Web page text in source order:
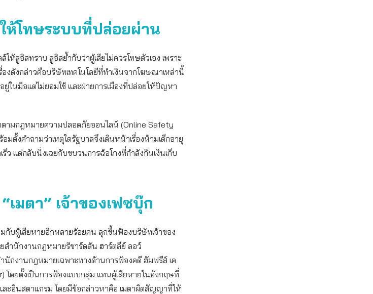
ห้โทษระบบที่ปล่อยผ่าน
ส์ให้ลูอิสทราบ ลูอิสย้ำกับว่าผู้เสียไม่ควรโทษตัวเอง เพราะ
งดังกล่าวคือบริษัทเทคโนโลยีที่ทำเงินจากโฆษณาเหล่านี้
ในมือแต่ไม่ยอมใช้ และฝ่ายการเมืองที่ปล่อยให้ปัญหา
ามกฎหมายความปลอดภัยออนไลน์ (Online Safety
มตั้งคำถามว่าเหตุใดรัฐบาลจึงเดินหน้าเรื่องห้ามเด็กอายุ
เร็ว แต่กลับนิ่งเฉยกับขบวนการฉ้อโกงที่กำลังกินเงินเก็บ
เมตา” เจ้าของเฟซบุ๊ก
กับผู้เสียหายอีกหลายร้อยคน ลุกขึ้นฟ้องบริษัทเจ้าของ
สำนักงานกฎหมายริชาร์ดสัน ฮาร์ตลีย์ ลอว์
กงานกฎหมายเฉพาะทางด้านการฟ้องคดี ฮัมฟรีส์ เค
โดยตั้งเป็นการฟ้องแบบกลุ่ม แทนผู้เสียหายในอังกฤษที่
อินสตาแกรม โดยมีข้อกล่าวหาคือ เมตาผิดสัญญาที่ให้